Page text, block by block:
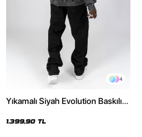
4
Yıkamalı Siyah Evolution Baskılı
Hoodie
1.399,90 TL